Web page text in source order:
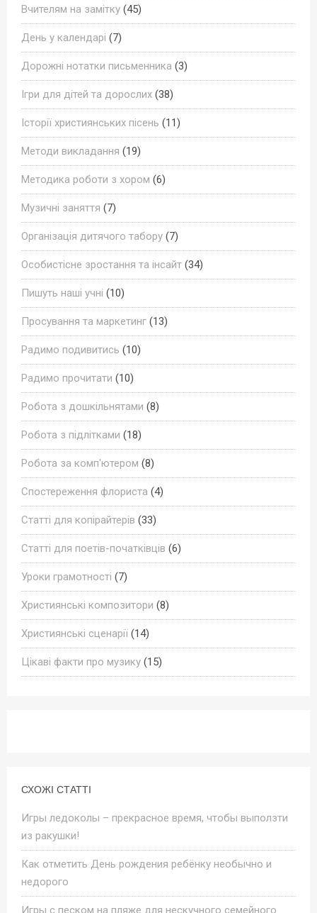
Вчителям на замітку (45)
День у календарі (7)
Дорожні нотатки письменника (3)
Ігри для дітей та дорослих (38)
Історії християнських пісень (11)
Методи викладання (19)
Методика роботи з хором (6)
Музичні заняття (7)
Організація дитячого табору (7)
Особистісне зростання та інсайт (34)
Пишуть наші учні (10)
Просування та маркетинг (13)
Радимо подивитись (10)
Радимо прочитати (10)
Робота з дошкільнятами (8)
Робота з підлітками (18)
Робота за комп'ютером (8)
Спостереження флориста (4)
Статті для копірайтерів (33)
Статті для поетів-початківців (6)
Уроки грамотності (7)
Християнські композитори (8)
Християнські сценарії (14)
Цікаві факти про музику (15)
СХОЖІ СТАТТІ
Игры ледоколы – прекрасное время, чтобы выползти
из ракушки!
Как отметить День рождения ребёнку необычно и
недорого
Игры с песком на пляже для нескучного семейного